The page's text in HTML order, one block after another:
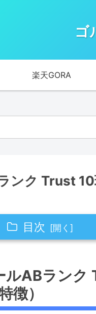
ゴ
楽天GORA
ンク Trust 10
目次
と検査プロセス）
イエローの意味、
ルABランク
徴）